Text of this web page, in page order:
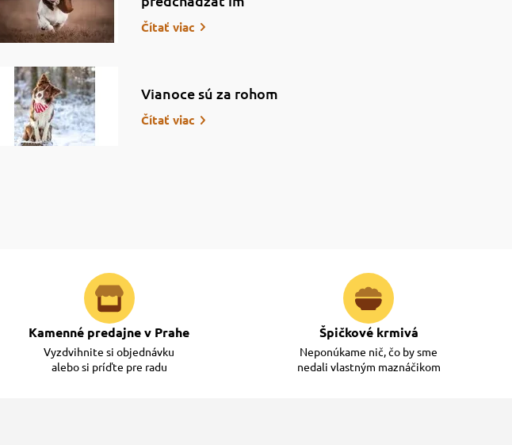
Čítať viac
Vianoce sú za rohom
Čítať viac
Kamenné predajne v Prahe
Vyzdvihnite si objednávku
alebo si príďte pre radu
Špičkové krmivá
Neponúkame nič, čo by sme
nedali vlastným maznáčikom